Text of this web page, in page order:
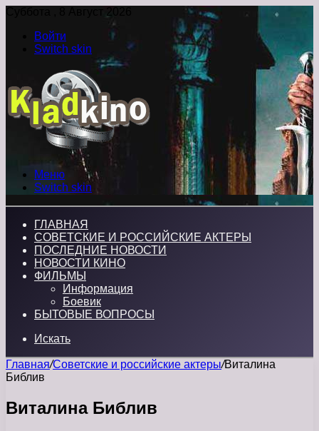
Суббота , 8 Август 2026
Войти
Switch skin
Меню
Switch skin
ГЛАВНАЯ
СОВЕТСКИЕ И РОССИЙСКИЕ АКТЕРЫ
ПОСЛЕДНИЕ НОВОСТИ
НОВОСТИ КИНО
ФИЛЬМЫ
Информация
Боевик
БЫТОВЫЕ ВОПРОСЫ
Искать
Главная/Советские и российские актеры/Виталина
Библив
Виталина Библив